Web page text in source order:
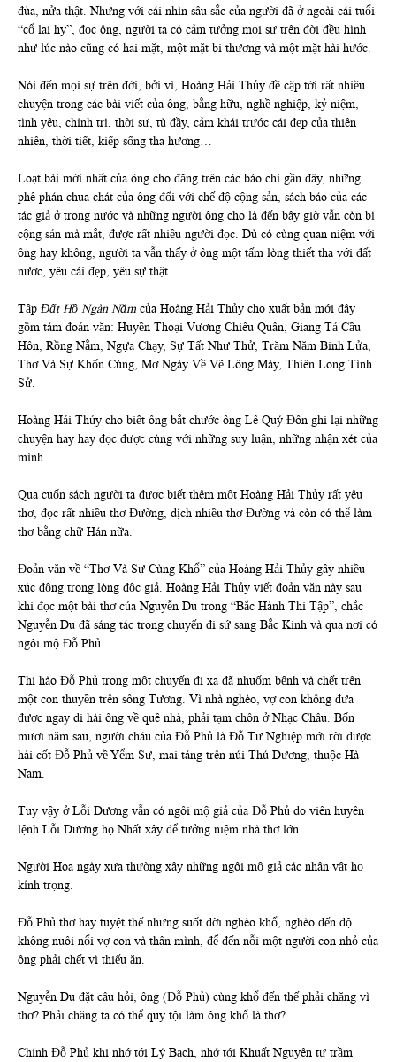
đùa, nửa thật. Nhưng với cái nhìn sâu sắc của người đã ở ngoài cái tuổi
“cổ lai hy”, đọc ông, người ta có cảm tưởng mọi sự trên đời đều hình
như lúc nào cũng có hai mặt, một mặt bi thương và một mặt hài hước.
Nói đến mọi sự trên đời, bởi vì, Hoàng Hải Thủy đề cập tới rất nhiều
chuyện trong các bài viết của ông, bằng hữu, nghề nghiệp, kỷ niệm,
tình yêu, chính trị, thời sự, tù đầy, cảm khái trước cái đẹp của thiên
nhiên, thời tiết, kiếp sống tha hương…
Loạt bài mới nhất của ông cho đăng trên các báo chí gần đây, những
phê phán chua chát của ông đối với chế độ cộng sản, sách báo của các
tác giả ở trong nước và những người ông cho là đến bây giờ vẫn còn bị
cộng sản mà mắt, được rất nhiều người đọc. Dù có cùng quan niệm với
ông hay không, người ta vẫn thấy ở ông một tấm lòng thiết tha với đất
nước, yêu cái đẹp, yêu sự thật.
Tập Đất Hồ Ngàn Năm của Hoàng Hải Thủy cho xuất bản mới đây
gồm tám đoản văn: Huyền Thoại Vương Chiêu Quân, Giang Tả Cầu
Hôn, Rồng Nằm, Ngựa Chạy, Sự Tất Như Thử, Trăm Năm Binh Lửa,
Thơ Và Sự Khốn Cùng, Mơ Ngày Về Vẽ Lông Mày, Thiên Long Tình
Sử.
Hoàng Hải Thủy cho biết ông bắt chước ông Lê Quý Đôn ghi lại những
chuyện hay hay đọc được cùng với những suy luận, những nhận xét của
mình.
Qua cuốn sách người ta được biết thêm một Hoàng Hải Thủy rất yêu
thơ, đọc rất nhiều thơ Đường, dịch nhiều thơ Đường và còn có thể làm
thơ bằng chữ Hán nữa.
Đoản văn về “Thơ Và Sự Cùng Khổ” của Hoàng Hải Thủy gây nhiều
xúc động trong lòng độc giả. Hoàng Hải Thủy viết đoản văn này sau
khi đọc một bài thơ của Nguyễn Du trong “Bắc Hành Thi Tập”, chắc
Nguyễn Du đã sáng tác trong chuyến đi sứ sang Bắc Kinh và qua nơi có
ngôi mộ Đỗ Phủ.
Thi hào Đỗ Phủ trong một chuyến đi xa đã nhuốm bệnh và chết trên
một con thuyền trên sông Tương. Vì nhà nghèo, vợ con không đưa
được ngay di hài ông về quê nhà, phải tạm chôn ở Nhạc Châu. Bốn
mươi năm sau, người cháu của Đỗ Phủ là Đỗ Tư Nghiệp mới rời được
hài cốt Đỗ Phủ về Yểm Sư, mai táng trên núi Thú Dương, thuộc Hà
Nam.
Tuy vậy ở Lỗi Dương vẫn có ngôi mộ giả của Đỗ Phủ do viên huyên
lệnh Lỗi Dương họ Nhất xây để tưởng niệm nhà thơ lớn.
Người Hoa ngày xưa thường xây những ngôi mộ giả các nhân vật họ
kính trọng.
Đỗ Phủ thơ hay tuyệt thế nhưng suốt đời nghèo khổ, nghèo đến độ
không nuôi nổi vợ con và thân mình, để đến nỗi một người con nhỏ của
ông phải chết vì thiếu ăn.
Nguyễn Du đặt câu hỏi, ông (Đỗ Phủ) cùng khổ đến thế phải chăng vì
thơ? Phải chăng ta có thể quy tội làm ông khổ là thơ?
Chính Đỗ Phủ khi nhớ tới Lý Bạch, nhớ tới Khuất Nguyên tự trầm